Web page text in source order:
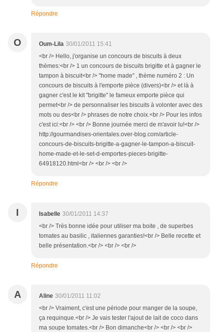
Répondre
O Oum-Lila 30/01/2011 15:41
<br /> Hello, j'organise un concours de biscuits à deux
thèmes:<br /> 1 un concours de biscuits brigitte et à gagner le
tampon à biscuit<br /> "home made" , thème numéro 2 : Un
concours de biscuits à l'emporte pièce (divers)<br /> et là à
gagner c'est le kit "brigitte" le fameux emporte pièce qui
permet<br /> de personnaliser les biscuits à volonter avec des
mots ou des<br /> phrases de notre choix.<br /> Pour les infos
c'est ici:<br /> <br /> Bonne journée merci de m'avoir lu!<br />
http://gourmandises-orientales.over-blog.com/article-
concours-de-biscuits-brigitte-a-gagner-le-tampon-a-biscuit-
home-made-et-le-set-d-emportes-pieces-brigitte-
64918120.html<br /> <br /> <br />
Répondre
I Isabelle 30/01/2011 14:37
<br /> Très bonne idée pour utiliser ma boite , de superbes
tomates au basilic , italiennes garanties!<br /> Belle recette et
belle présentation.<br /> <br /> <br />
Répondre
A Aline 30/01/2011 11:02
<br /> Vraiment, c'est une période pour manger de la soupe,
ça requinque.<br /> Je vais tester l'ajout de lait de coco dans
ma soupe tomates.<br /> Bon dimanche<br /> <br /> <br />